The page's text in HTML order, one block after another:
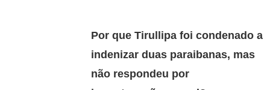
Por que Tirullipa foi condenado a
indenizar duas paraibanas, mas
não respondeu por